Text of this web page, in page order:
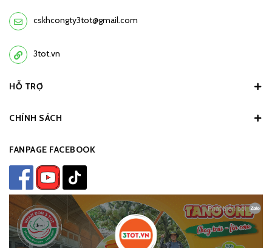
cskhcongty3tot@gmail.com
3tot.vn
HỖ TRỢ
CHÍNH SÁCH
FANPAGE FACEBOOK